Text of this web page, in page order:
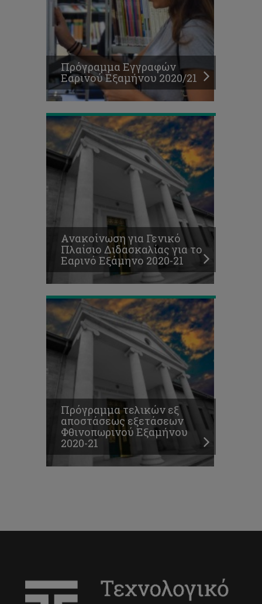
Πρόγραμμα Εγγραφών
Εαρινού Εξαμήνου 2020/21
Πλαίσιο
Διδασκαλίας
για
το
Εαρινό
Εξάμηνο
2020-
21
Ανακοίνωση για Γενικό
Πλαίσιο Διδασκαλίας για το
Εαρινό Εξάμηνο 2020-21
τελικών
αποστάσεως
εξετάσεων
Φθινοπωρινού
Εξαμήνου
2020-
21
Πρόγραμμα τελικών εξ
αποστάσεως εξετάσεων
Φθινοπωρινού Εξαμήνου
2020-21